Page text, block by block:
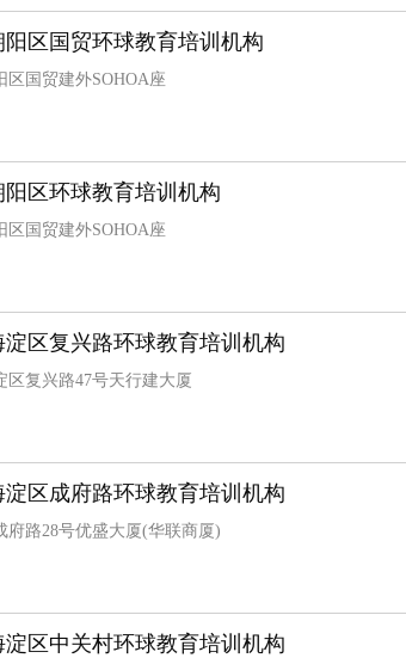
阳区国贸环球教育培训机构
区国贸建外SOHOA座
阳区环球教育培训机构
区国贸建外SOHOA座
淀区复兴路环球教育培训机构
区复兴路47号天行建大厦
淀区成府路环球教育培训机构
府路28号优盛大厦(华联商厦)
淀区中关村环球教育培训机构